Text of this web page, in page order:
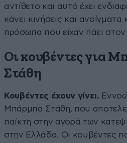
αντίθετο και αυτό έχει
κάνει κινήσεις και ανοίγματα
πρόσωπα που είχαν πάει
Οι κουβέντες για
Στάθη
Κουβέντες έχουν γίνει.
Μπάρμπα Στάθη, που
παίκτη στην αγορά των
στην Ελλάδα. Οι κουβέντες